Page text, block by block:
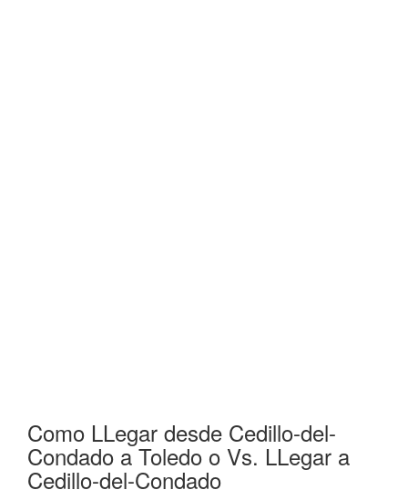
Como LLegar desde Cedillo-del-
Condado a Toledo o Vs. LLegar a
Cedillo-del-Condado